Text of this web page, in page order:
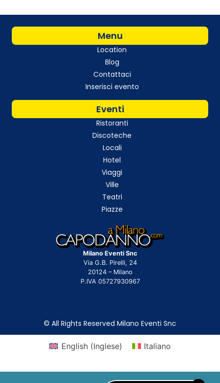
Milano Eventi Snc
Via G.B. Pirelli, 24
20124 – Milano
P.IVA 05727930967
Menu
Location
Blog
Contattaci
Inserisci evento
Eventi
Ristoranti
Discoteche
Locali
Hotel
Viaggi
Ville
Teatri
Piazze
© All Rights Reserved Milano Eventi Snc
English(Inglese) Italiano